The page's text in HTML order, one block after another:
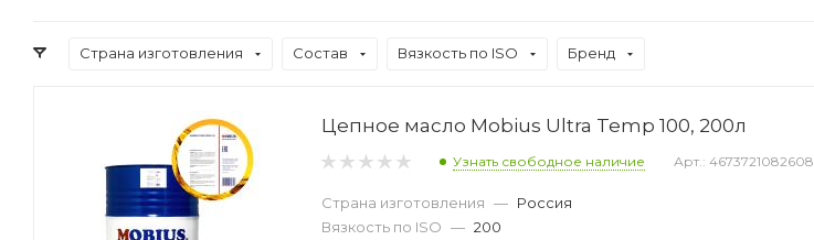
Страна изготовления Состав Вязкость по ISO Бренд
Цепное масло Mobius Ultra Temp 100, 200л
Узнать свободное наличие Арт.: 4673721082608
Страна изготовления — Россия
Вязкость по ISO — 200